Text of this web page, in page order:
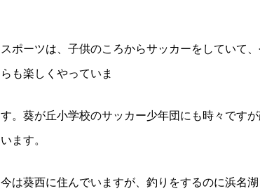
スポーツは、子供のころからサッカーをしていて
らも楽しくやっていま
す。葵が丘小学校のサッカー少年団にも時々です
います。
今は葵西に住んでいますが、釣りをするのに浜名